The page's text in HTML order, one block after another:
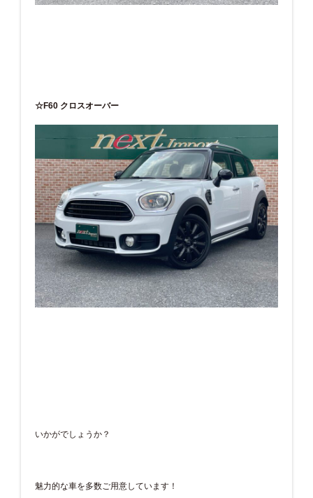
☆F60 クロスオーバー
いかがでしょうか？
魅力的な車を多数ご用意しています！